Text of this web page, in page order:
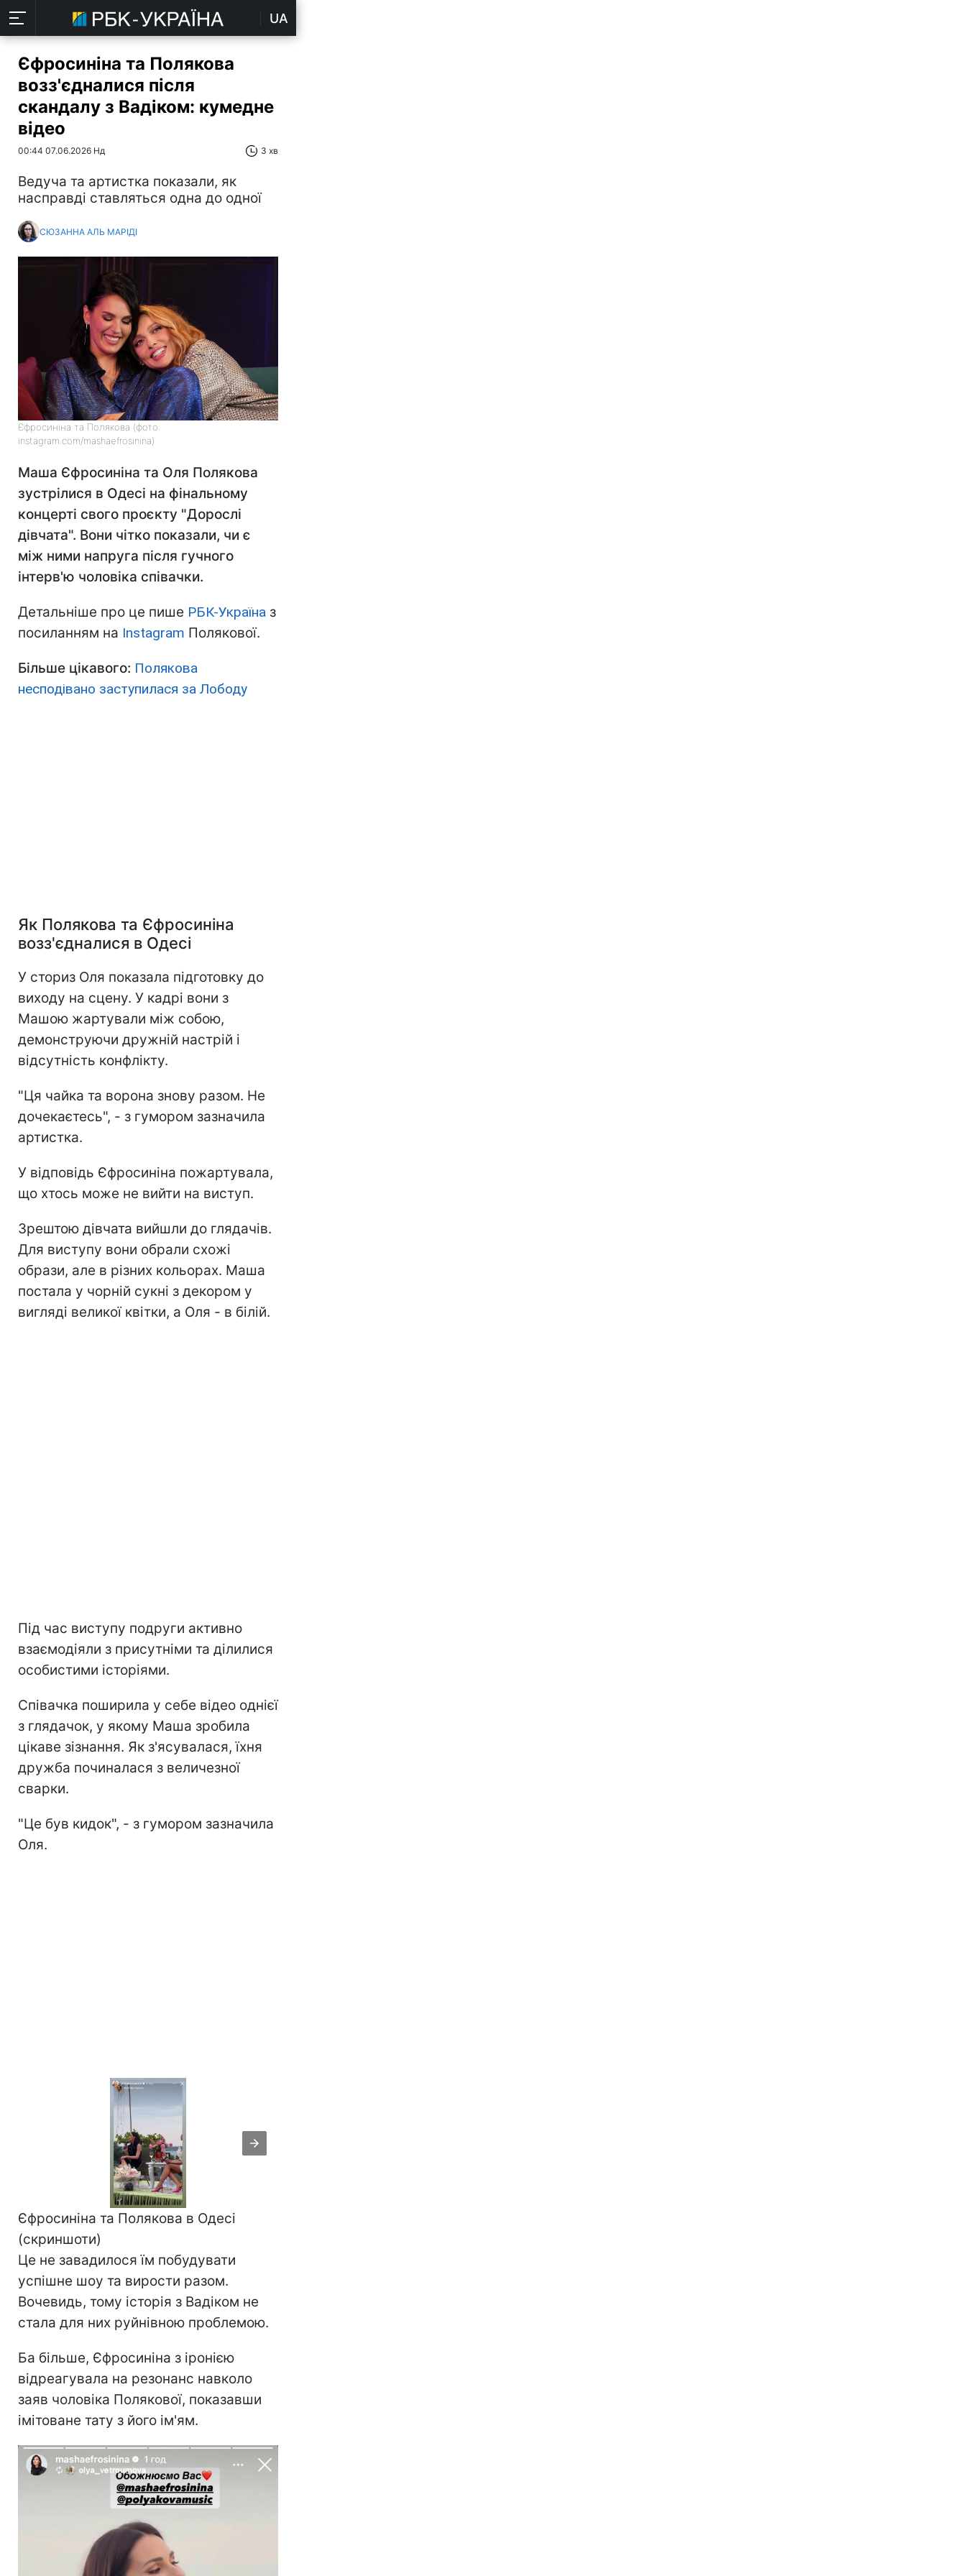
UA
Єфросиніна та Полякова
возз'єдналися після
скандалу з Вадіком: кумедне
відео
00:44 07.06.2026 Нд 3 хв
Ведуча та артистка показали, як
насправді ставляться одна до одної
СЮЗАННА АЛЬ МАРІДІ
Єфросиніна та Полякова (фото:
instagram.com/mashaefrosinina)
Маша Єфросиніна та Оля Полякова
зустрілися в Одесі на фінальному
концерті свого проєкту "Дорослі
дівчата". Вони чітко показали, чи є
між ними напруга після гучного
інтерв'ю чоловіка співачки.
Детальніше про це пише РБК-Україна з
посиланням на Instagram Полякової.
Більше цікавого: Полякова
несподівано заступилася за Лободу
Як Полякова та Єфросиніна
возз'єдналися в Одесі
У сториз Оля показала підготовку до
виходу на сцену. У кадрі вони з
Машою жартували між собою,
демонструючи дружній настрій і
відсутність конфлікту.
"Ця чайка та ворона знову разом. Не
дочекаєтесь", - з гумором зазначила
артистка.
У відповідь Єфросиніна пожартувала,
що хтось може не вийти на виступ.
Зрештою дівчата вийшли до глядачів.
Для виступу вони обрали схожі
образи, але в різних кольорах. Маша
постала у чорній сукні з декором у
вигляді великої квітки, а Оля - в білій.
Під час виступу подруги активно
взаємодіяли з присутніми та ділилися
особистими історіями.
Співачка поширила у себе відео однієї
з глядачок, у якому Маша зробила
цікаве зізнання. Як з'ясувалася, їхня
дружба починалася з величезної
сварки.
"Це був кидок", - з гумором зазначила
Оля.
Єфросиніна та Полякова в Одесі
(скриншоти)
Це не завадилося їм побудувати
успішне шоу та вирости разом.
Вочевидь, тому історія з Вадіком не
стала для них руйнівною проблемою.
Ба більше, Єфросиніна з іронією
відреагувала на резонанс навколо
заяв чоловіка Полякової, показавши
імітоване тату з його ім'ям.